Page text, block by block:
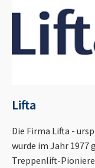
Lifta
Die Firma Lifta -
wurde im Jahr 1977
Treppenlift-